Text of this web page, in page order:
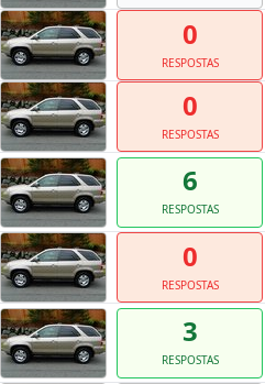
0
RESPOSTAS
0
RESPOSTAS
6
RESPOSTAS
0
RESPOSTAS
3
RESPOSTAS